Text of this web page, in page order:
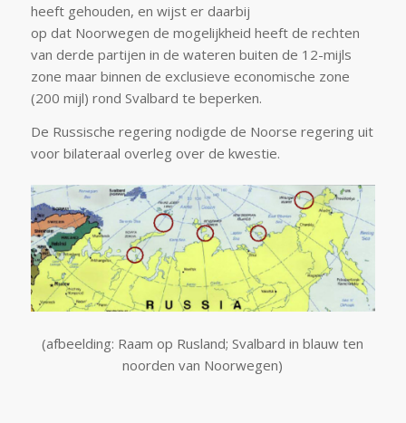
heeft gehouden, en wijst er daarbij
op dat Noorwegen de mogelijkheid heeft de rechten
van derde partijen in de wateren buiten de 12-mijls
zone maar binnen de exclusieve economische zone
(200 mijl) rond Svalbard te beperken.
De Russische regering nodigde de Noorse regering uit
voor bilateraal overleg over de kwestie.
(afbeelding: Raam op Rusland; Svalbard in blauw ten
noorden van Noorwegen)